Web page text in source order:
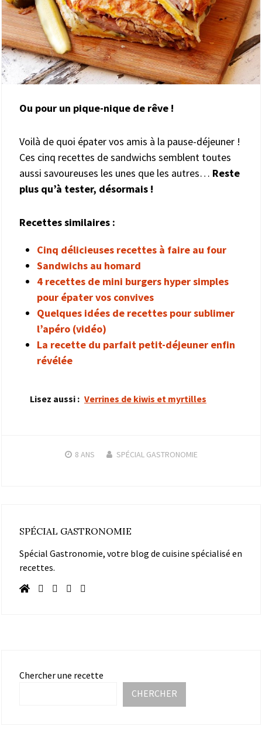
Ou pour un pique-nique de rêve !
Voilà de quoi épater vos amis à la pause-déjeuner !
Ces cinq recettes de sandwichs semblent toutes
aussi savoureuses les unes que les autres… Reste
plus qu’à tester, désormais !
Recettes similaires :
Cinq délicieuses recettes à faire au four
Sandwichs au homard
4 recettes de mini burgers hyper simples
pour épater vos convives
Quelques idées de recettes pour sublimer
l’apéro (vidéo)
La recette du parfait petit-déjeuner enfin
révélée
Lisez aussi : Verrines de kiwis et myrtilles
8 ANS SPÉCIAL GASTRONOMIE
SPÉCIAL GASTRONOMIE
Spécial Gastronomie, votre blog de cuisine spécialisé en
recettes.
Chercher une recette
CHERCHER